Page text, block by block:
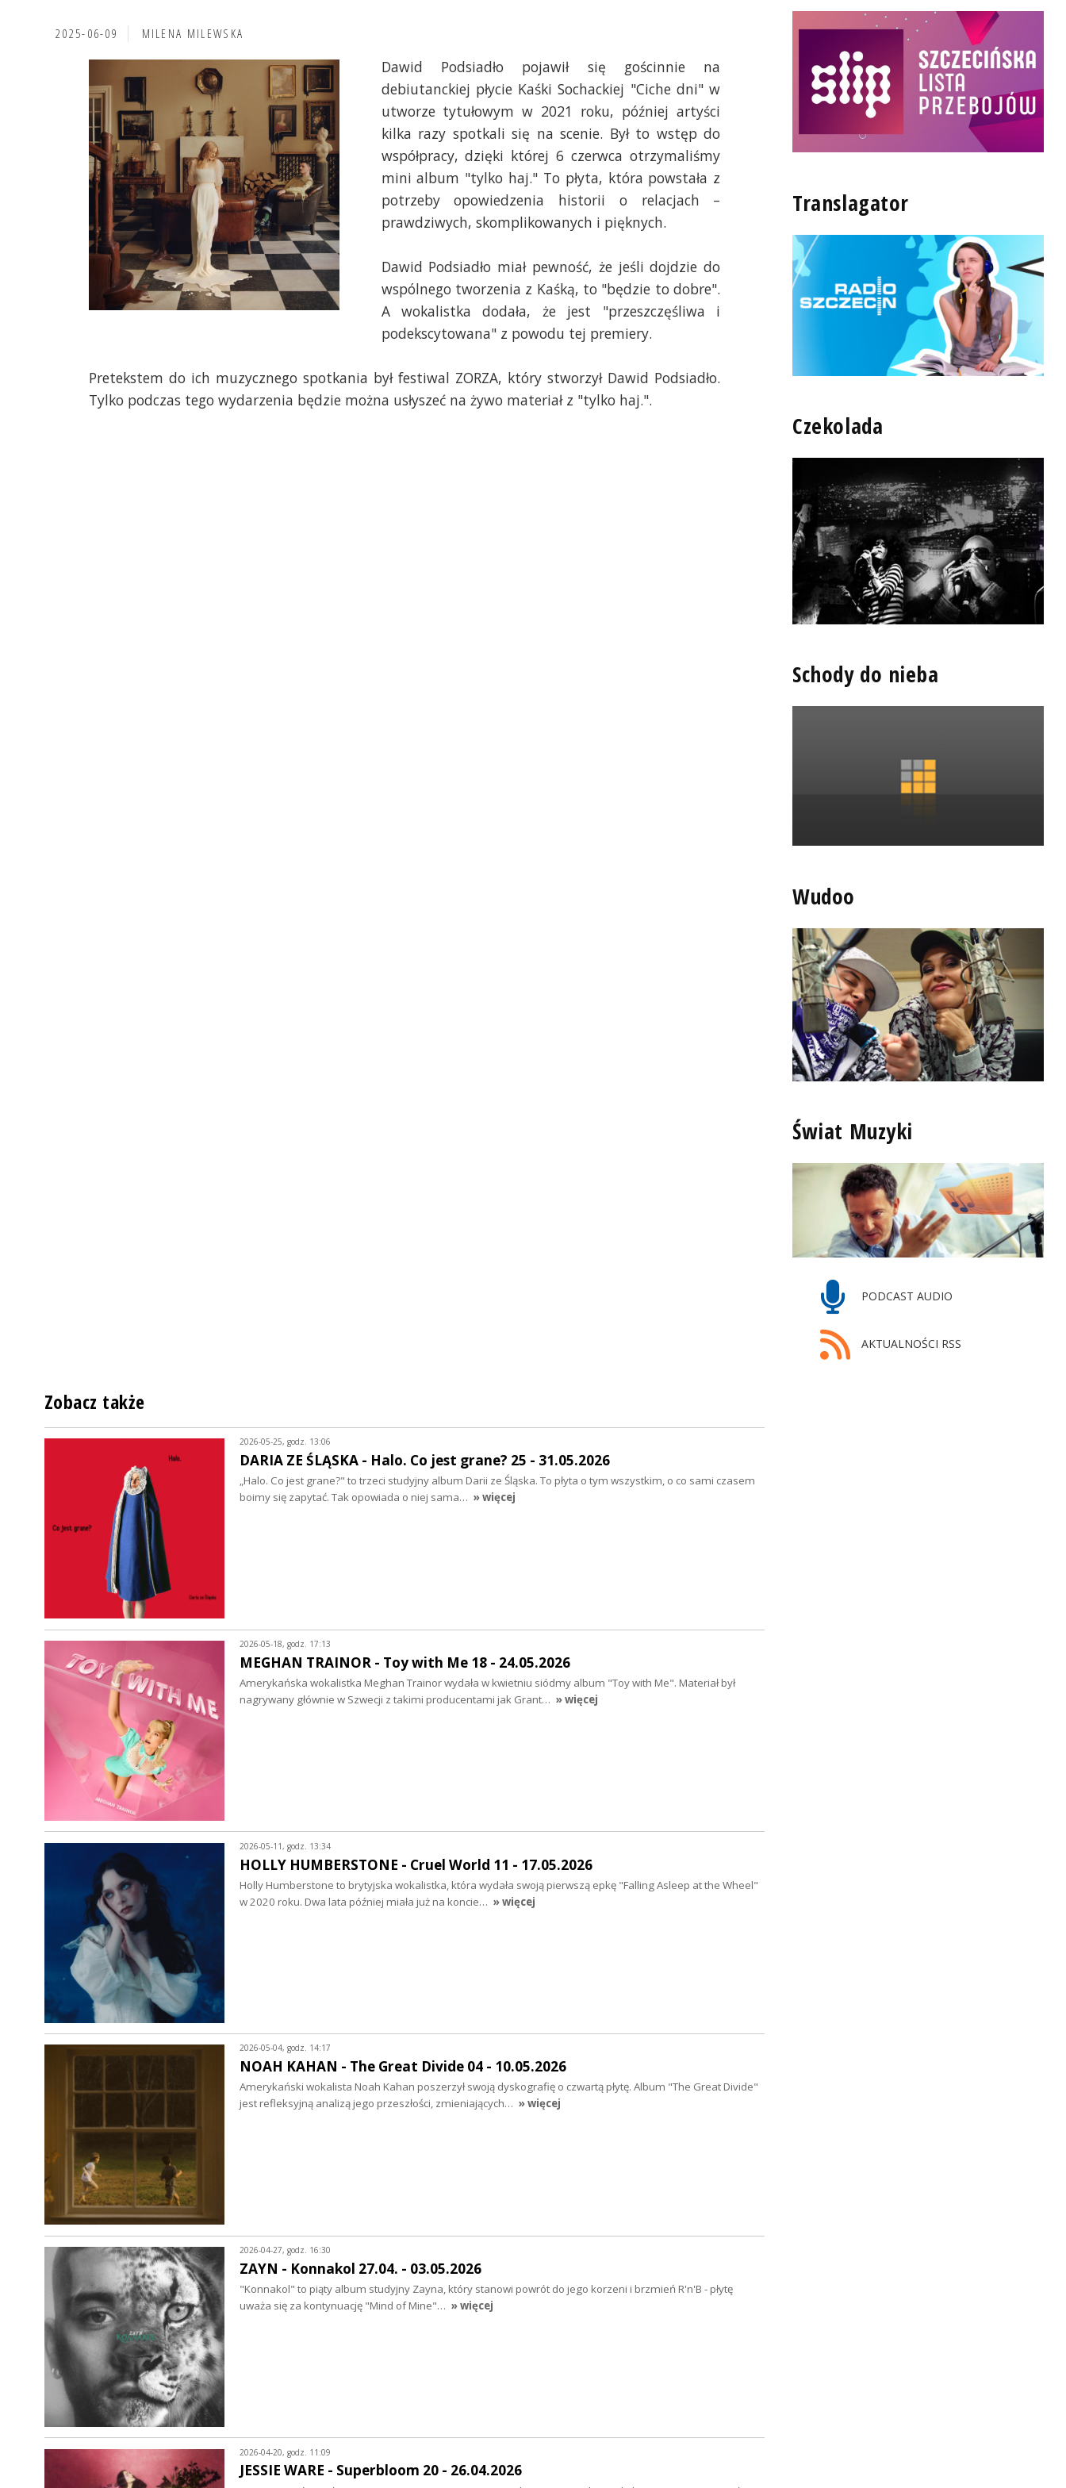
2025-06-09 MILENA MILEWSKA
Dawid Podsiadło pojawił się gościnnie na
debiutanckiej płycie Kaśki Sochackiej "Ciche dni" w
utworze tytułowym w 2021 roku, później artyści
kilka razy spotkali się na scenie. Był to wstęp do
współpracy, dzięki której 6 czerwca otrzymaliśmy
mini album "tylko haj." To płyta, która powstała z
potrzeby opowiedzenia historii o relacjach –
prawdziwych, skomplikowanych i pięknych.
Dawid Podsiadło miał pewność, że jeśli dojdzie do
wspólnego tworzenia z Kaśką, to "będzie to dobre".
A wokalistka dodała, że jest "przeszczęśliwa i
podekscytowana" z powodu tej premiery.
Pretekstem do ich muzycznego spotkania był festiwal ZORZA, który stworzył Dawid Podsiadło.
Tylko podczas tego wydarzenia będzie można usłyszeć na żywo materiał z "tylko haj.".
Translagator
Czekolada
Schody do nieba
Wudoo
Świat Muzyki
PODCAST AUDIO
AKTUALNOŚCI RSS
Zobacz także
2026-05-25, godz. 13:06
DARIA ZE ŚLĄSKA - Halo. Co jest grane? 25 - 31.05.2026
„Halo. Co jest grane?" to trzeci studyjny album Darii ze Śląska. To płyta o tym wszystkim, o co sami czasem
boimy się zapytać. Tak opowiada o niej sama… » więcej
2026-05-18, godz. 17:13
MEGHAN TRAINOR - Toy with Me 18 - 24.05.2026
Amerykańska wokalistka Meghan Trainor wydała w kwietniu siódmy album "Toy with Me". Materiał był
nagrywany głównie w Szwecji z takimi producentami jak Grant… » więcej
2026-05-11, godz. 13:34
HOLLY HUMBERSTONE - Cruel World 11 - 17.05.2026
Holly Humberstone to brytyjska wokalistka, która wydała swoją pierwszą epkę "Falling Asleep at the Wheel"
w 2020 roku. Dwa lata później miała już na koncie… » więcej
2026-05-04, godz. 14:17
NOAH KAHAN - The Great Divide 04 - 10.05.2026
Amerykański wokalista Noah Kahan poszerzył swoją dyskografię o czwartą płytę. Album "The Great Divide"
jest refleksyjną analizą jego przeszłości, zmieniających… » więcej
2026-04-27, godz. 16:30
ZAYN - Konnakol 27.04. - 03.05.2026
"Konnakol" to piąty album studyjny Zayna, który stanowi powrót do jego korzeni i brzmień R'n'B - płytę
uważa się za kontynuację "Mind of Mine"… » więcej
2026-04-20, godz. 11:09
JESSIE WARE - Superbloom 20 - 26.04.2026